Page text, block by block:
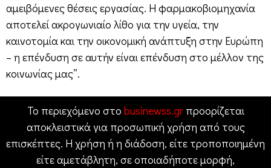
αμειβόμενες θέσεις εργασίας. Η φαρμακοβιομηχανία
αποτελεί ακρογωνιαίο λίθο για την υγεία, την
καινοτομία και την οικονομική ανάπτυξη στην Ευρώπη
– η επένδυση σε αυτήν είναι επένδυση στο μέλλον της
κοινωνίας μας”.
Το περιεχόμενο στο businewss.grπροορίζεται
αποκλειστικά για προσωπική χρήση από τους
επισκέπτες. Η χρήση ή η διάδοση, είτε τροποποιημένη
είτε αμετάβλητη, σε οποιαδήποτε μορφή,